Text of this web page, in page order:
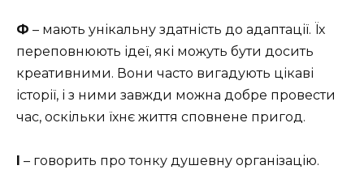
Ф – мають унікальну здатність до адаптації. Їх
переповнюють ідеї, які можуть бути досить
креативними. Вони часто вигадують цікаві
історії, і з ними завжди можна добре провести
час, оскільки їхнє життя сповнене пригод.
– говорить про тонку душевну організацію.